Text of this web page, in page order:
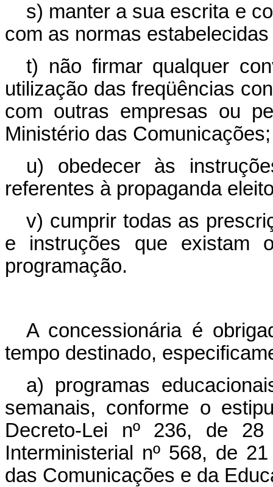
s) manter a sua escrita e
com as normas
t) não firmar qualquer
utilização das freqüências
com outras empresas ou
Ministério das Comunicações;
u) obedecer às
referentes à propaganda
v) cumprir todas as
e instruções que existam
programação.
A concessionária é
tempo destinado,
a) programas
semanais, conforme o
Decreto-Lei nº 236, de
Interministerial nº 568, de
das Comunicações e da